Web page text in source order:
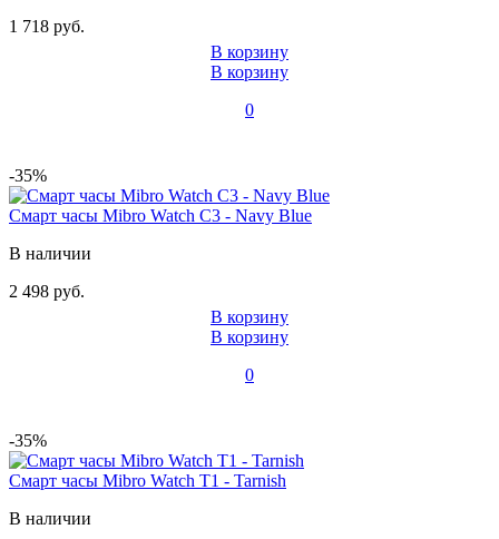
1 718 руб.
В корзину
В корзину
0
-35%
Смарт часы Mibro Watch C3 - Navy Blue
В наличии
2 498 руб.
В корзину
В корзину
0
-35%
Смарт часы Mibro Watch T1 - Tarnish
В наличии